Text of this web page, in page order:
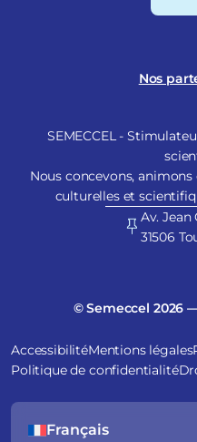
Nos
SEMECCEL -
Nous concevons,
culturelles et
Av. Jean
31506
© Semeccel 2026
AccessibilitéMentions légales
Politique de confidentialité
Français